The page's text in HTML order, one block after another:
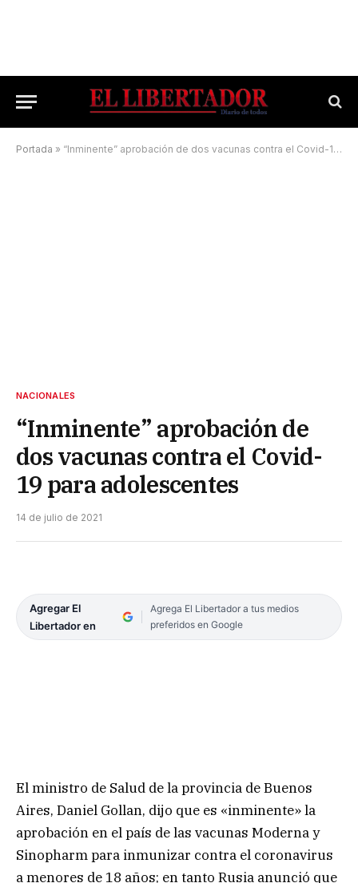
Portada » “Inminente” aprobación de dos vacunas contra el Covid-19 para adolescentes
NACIONALES
“Inminente” aprobación de
dos vacunas contra el Covid-
19 para adolescentes
14 de julio de 2021
Agregar El
Libertador en
Agrega El Libertador a tus medios
preferidos en Google
El ministro de Salud de la provincia de Buenos
Aires, Daniel Gollan, dijo que es «inminente» la
aprobación en el país de las vacunas Moderna y
Sinopharm para inmunizar contra el coronavirus
a menores de 18 años; en tanto Rusia anunció que